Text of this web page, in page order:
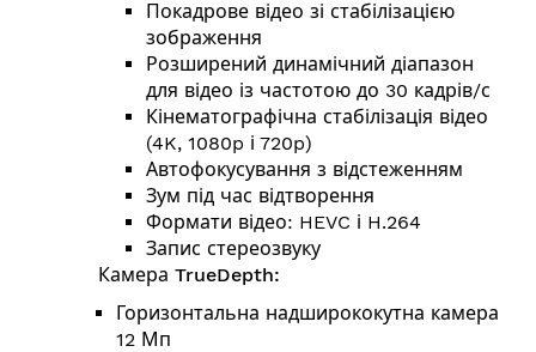
Покадрове відео зі стабілізацією
зображення
Розширений динамічний діапазон
для відео із частотою до 30 кадрів/с
Кінемато­графічна стабілізація відео
(4K, 1080p і 720p)
Автофокусування з відстеженням
Зум під час відтворення
Формати відео: HEVC і H.264
Запис стереозвуку
Камера TrueDepth:
Горизонтальна надширококутна камера
12 Мп